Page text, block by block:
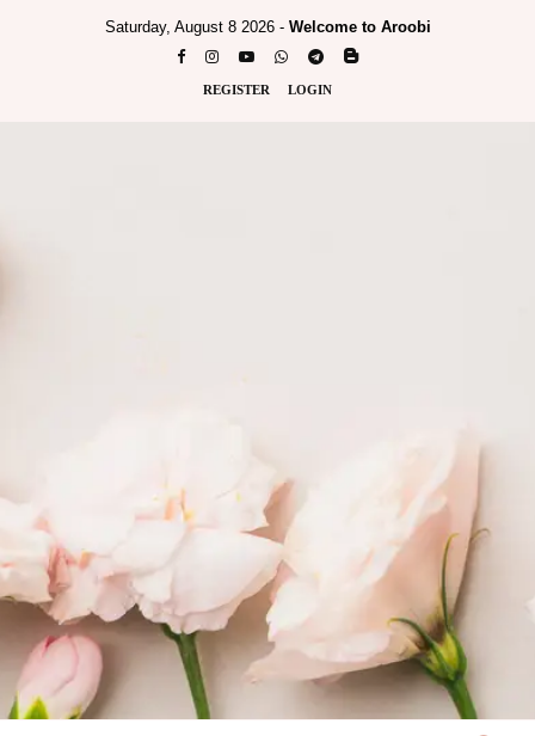
Saturday, August 8 2026 - Welcome to Aroobi
REGISTER LOGIN